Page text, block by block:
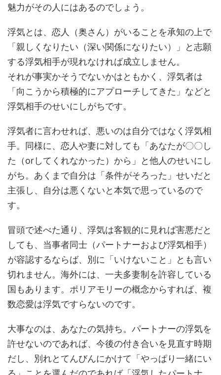
魅力がその人にはあるのでしょう。
浮気とは、恋人（奥さん）がいることを承知の上で
「親しくなりたい（深い関係になりたい）」と志願
する浮気相手が現れなければ成立しません。
それが事実かそうでないかはともかく、浮気者は
「向こうから積極的にアプローチしてきた」などと
浮気相手のせいにしがちです。
浮気者に言わせれば、悪いのは自分ではなく浮気相
手。同様に、恋人や妻に対しても「あなたが〇〇し
た（orしてくれなかった）から」と他人のせいにし
がち。あくまで自分は「条件がそろった」せいだと
主張し、自分は悪くないと本気で思っているので
す。
冒頭で述べた通り、浮気は客観的に見れば害悪だと
しても、当事者同士（パートナーおよび浮気相手）
が容認するならば、別に「いけないこと」とも言い
切れません。海外には、一夫多妻制を許容している
国もあります。ポリアモリーの概念からすれば、複
数恋愛は浮気ですらないのです。
大事なのは、あなたの気持ち。パートナーの浮気を
許せないのであれば、今後の付き合いを見直す時期
だし、別れとてんびんにかけて「やっぱり一緒にい